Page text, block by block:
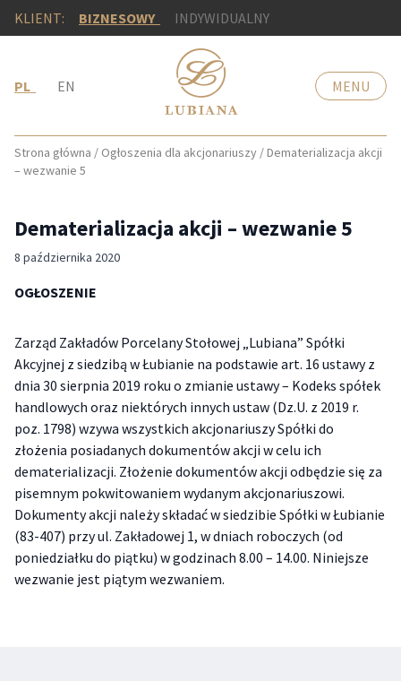
KLIENT: BIZNESOWY INDYWIDUALNY
PL EN MENU
Strona główna / Ogłoszenia dla akcjonariuszy /Dematerializacja akcji
– wezwanie 5
Dematerializacja akcji – wezwanie 5
8 października 2020
OGŁOSZENIE
Zarząd Zakładów Porcelany Stołowej „Lubiana” Spółki
Akcyjnej z siedzibą w Łubianie na podstawie art. 16 ustawy z
dnia 30 sierpnia 2019 roku o zmianie ustawy – Kodeks spółek
handlowych oraz niektórych innych ustaw (Dz.U. z 2019 r.
poz. 1798) wzywa wszystkich akcjonariuszy Spółki do
złożenia posiadanych dokumentów akcji w celu ich
dematerializacji. Złożenie dokumentów akcji odbędzie się za
pisemnym pokwitowaniem wydanym akcjonariuszowi.
Dokumenty akcji należy składać w siedzibie Spółki w Łubianie
(83-407) przy ul. Zakładowej 1, w dniach roboczych (od
poniedziałku do piątku) w godzinach 8.00 – 14.00. Niniejsze
wezwanie jest piątym wezwaniem.